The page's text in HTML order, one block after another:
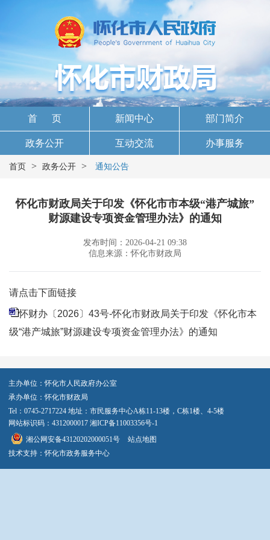
首 页 新闻中心 部门简介
政务公开 互动交流 办事服务
首页 > 政务公开 > 通知公告
怀化市财政局关于印发《怀化市市本级“港产城旅”
财源建设专项资金管理办法》的通知
发布时间：2026-04-21 09:38
信息来源：怀化市财政局
请点击下面链接
怀财办〔2026〕43号-怀化市财政局关于印发《怀化市本
级“港产城旅”财源建设专项资金管理办法》的通知
主办单位：怀化市人民政府办公室
承办单位：怀化市财政局
Tel：0745-2717224 地址：市民服务中心A栋11-13楼，C栋1楼、4-5楼
网站标识码：4312000017 湘ICP备11003356号-1
湘公网安备43120202000051号
站点地图
技术支持：怀化市政务服务中心